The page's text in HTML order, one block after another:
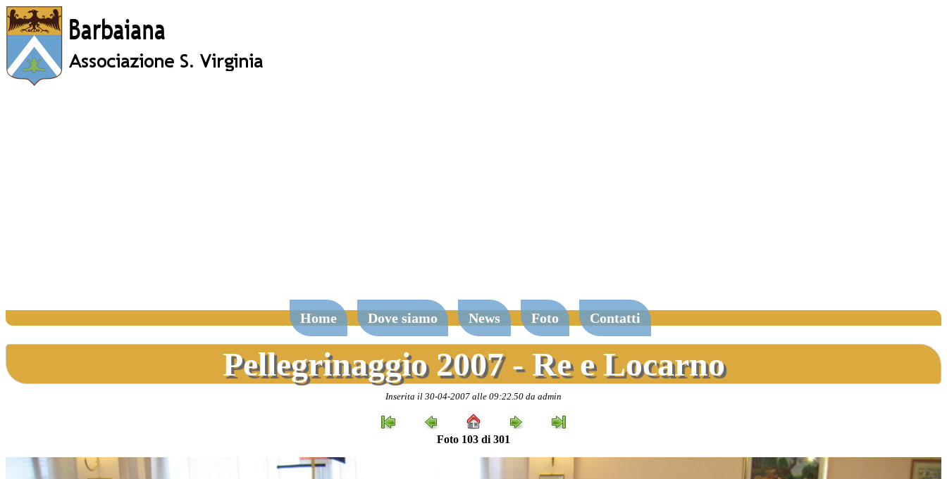
Home Dove siamo News Foto Contatti
Pellegrinaggio 2007 - Re e Locarno
Inserita il 30-04-2007 alle 09:22.50 da admin
Foto 103 di 301